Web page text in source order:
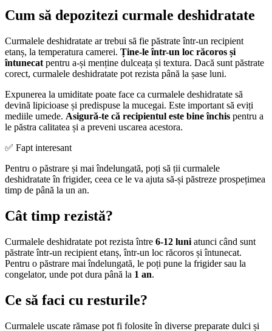
Cum să depozitezi curmale deshidratate
Curmalele deshidratate ar trebui să fie păstrate într-un recipient
etanș, la temperatura camerei. Ține-le într-un loc răcoros și
întunecat pentru a-și menține dulceața și textura. Dacă sunt păstrate
corect, curmalele deshidratate pot rezista până la șase luni.
Expunerea la umiditate poate face ca curmalele deshidratate să
devină lipicioase și predispuse la mucegai. Este important să eviți
mediile umede. Asigură-te că recipientul este bine închis pentru a
le păstra calitatea și a preveni uscarea acestora.
✅ Fapt interesant
Pentru o păstrare și mai îndelungată, poți să ții curmalele
deshidratate în frigider, ceea ce le va ajuta să-și păstreze prospețimea
timp de până la un an.
Cât timp rezistă?
Curmalele deshidratate pot rezista între 6-12 luni atunci când sunt
păstrate într-un recipient etanș, într-un loc răcoros și întunecat.
Pentru o păstrare mai îndelungată, le poți pune la frigider sau la
congelator, unde pot dura până la 1 an.
Ce să faci cu resturile?
Curmalele uscate rămase pot fi folosite în diverse preparate dulci și